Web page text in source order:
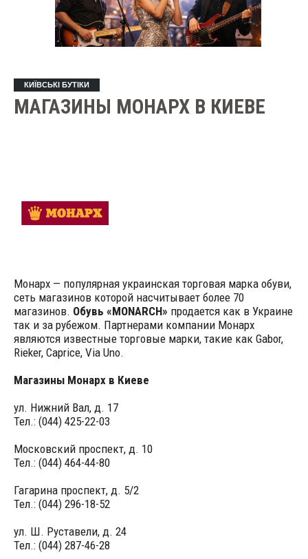
КИЇВСЬКІ БУТІКИ
МАГАЗИНЫ МОНАРХ В КИЕВЕ
Монарх — популярная украинская торговая марка обуви,
сеть магазинов которой насчитывает более 70
магазинов. Обувь «MONARCH» продается как в Украине
так и за рубежом. Партнерами компании Монарх
являются известные торговые марки, такие как Gabor,
Rieker, Caprice, Via Uno.
Магазины Монарх в Киеве
ул. Нижний Вал, д. 17
Тел.: (044) 425-22-03
Московский проспект, д. 10
Тел.: (044) 464-44-80
Гагарина проспект, д. 5/2
Тел.: (044) 296-18-52
ул. Ш. Руставели, д. 24
Тел.: (044) 287-46-28